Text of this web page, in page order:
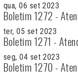
qua, 06 set 2023
Boletim 1272 -
ter, 05 set 2023
Boletim 1271 -
seg, 04 set 2023
Boletim 1270 -